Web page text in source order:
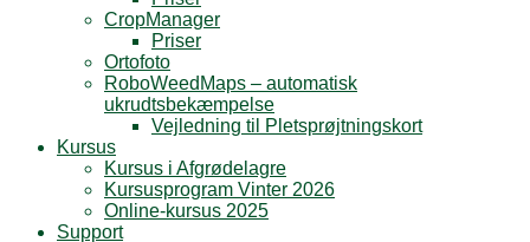
CropManager
Priser
Ortofoto
RoboWeedMaps – automatisk
ukrudtsbekæmpelse
Vejledning til Pletsprøjtningskort
Kursus
Kursus i Afgrødelagre
Kursusprogram Vinter 2026
Online-kursus 2025
Support